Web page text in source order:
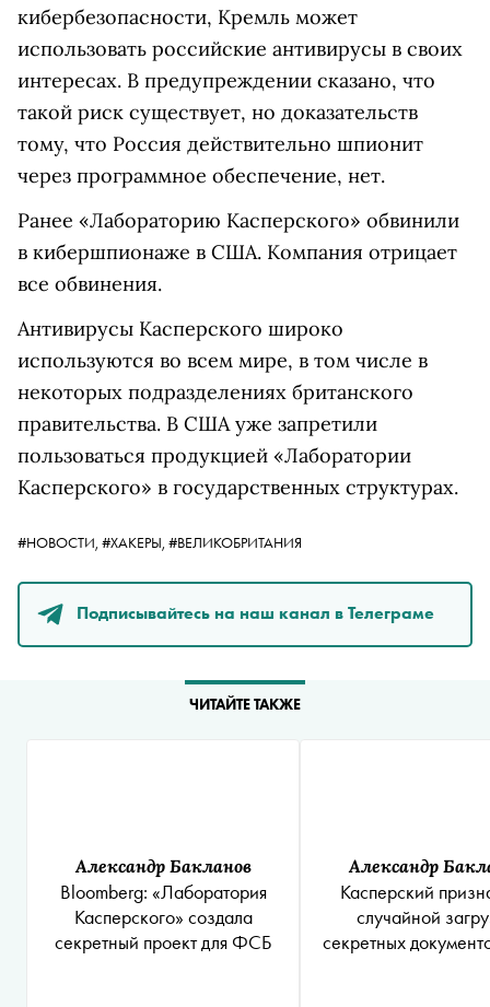
кибербезопасности, Кремль может
использовать российские антивирусы в своих
интересах. В предупреждении сказано, что
такой риск существует, но доказательств
тому, что Россия действительно шпионит
через программное обеспечение, нет.
Ранее «Лабораторию Касперского» обвинили
в кибершпионаже в США. Компания отрицает
все обвинения.
Антивирусы Касперского широко
используются во всем мире, в том числе в
некоторых подразделениях британского
правительства. В США уже запретили
пользоваться продукцией «Лаборатории
Касперского» в государственных структурах.
#НОВОСТИ, #ХАКЕРЫ, #ВЕЛИКОБРИТАНИЯ
Подписывайтесь на наш канал в Телеграме
ЧИТАЙТЕ ТАКЖЕ
Александр Бакланов
Bloomberg: «Лаборатория
Касперского» создала
секретный проект для ФСБ
Александр
Касперский
случайной
секретных